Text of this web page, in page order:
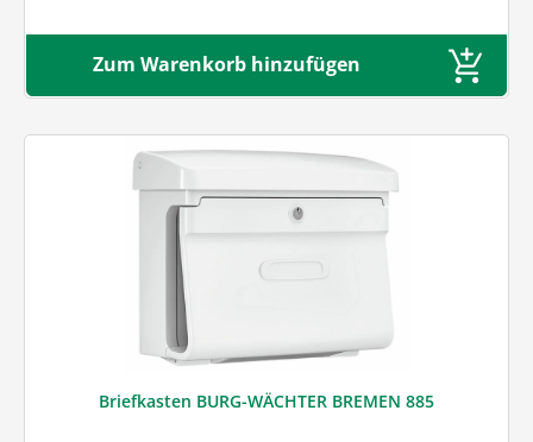
Zum Warenkorb hinzufügen
Briefkasten BURG-WÄCHTER BREMEN 885